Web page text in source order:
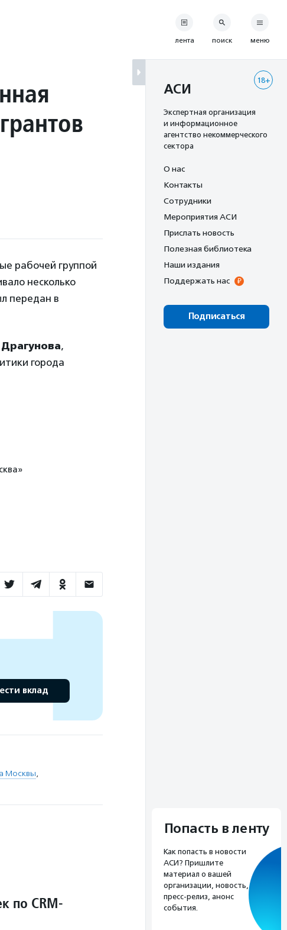
рабочей группой
несколько
передан в
,
города
вклад
Москвы,
по CRM-
лента поиск меню
18+
АСИ
Экспертная организация
и информационное
агентство некоммерческого
сектора
О нас
Контакты
Сотрудники
Мероприятия АСИ
Прислать новость
Полезная библиотека
Наши издания
Поддержать нас
Подписаться
Попасть в ленту
Как попасть в новости
АСИ? Пришлите
материал о вашей
организации, новость,
пресс-релиз, анонс
события.